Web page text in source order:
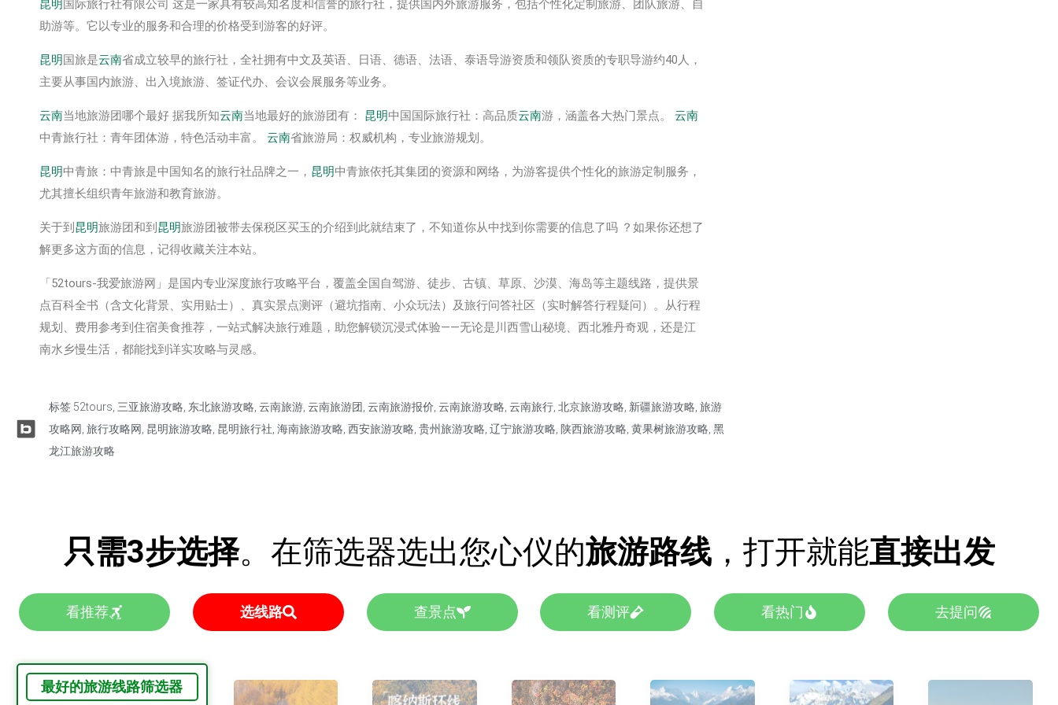
昆明 国际旅行社有限公司 这是一家具有较高知名度和信誉的旅行社，提供国内外旅游服务，包括个性化定制旅游、团队旅游、自
助游等。它以专业的服务和合理的价格受到游客的好评。
昆明国旅是云南省成立较早的旅行社，全社拥有中文及英语、日语、德语、法语、泰语导游资质和领队资质的专职导游约40人，
主要从事国内旅游、出入境旅游、签证代办、会议会展服务等业务。
云南当地旅游团哪个最好 据我所知云南当地最好的旅游团有： 昆明中国国际旅行社：高品质云南游，涵盖各大热门景点。 云南
中青旅行社：青年团体游，特色活动丰富。 云南省旅游局：权威机构，专业旅游规划。
昆明中青旅：中青旅是中国知名的旅行社品牌之一， 昆明中青旅依托其集团的资源和网络，为游客提供个性化的旅游定制服务，
尤其擅长组织青年旅游和教育旅游。
关于到 昆明旅游团和到 昆明旅游团被带去保税区买玉的介绍到此就结束了，不知道你从中找到你需要的信息了吗 ？如果你还想了
解更多这方面的信息，记得收藏关注本站。
「52tours-我爱旅游网」是国内专业深度旅行攻略平台，覆盖全国自驾游、徒步、古镇、草原、沙漠、海岛等主题线路，提供‌景
点百科全书‌（含文化背景、实用贴士）、‌真实景点测评‌（避坑指南、小众玩法）及‌旅行问答社区‌（实时解答行程疑问）。从行程
规划、费用参考到住宿美食推荐，一站式解决旅行难题，助您解锁沉浸式体验——无论是川西雪山秘境、西北雅丹奇观，还是江
南水乡慢生活，都能找到详实攻略与灵感。
标签 52tours 三亚旅游攻略 东北旅游攻略 云南旅游 云南旅游团 云南旅游报价 云南旅游攻略 云南旅行 北京旅游攻略 新疆旅游攻略 旅游
攻略网 旅行攻略网 昆明旅游攻略 昆明旅行社 海南旅游攻略 西安旅游攻略 贵州旅游攻略 辽宁旅游攻略 陕西旅游攻略 黄果树旅游攻略 黑
龙江旅游攻略
只需3步选择。在筛选器选出您心仪的旅游路线，打开就能直接出发
看推荐 选线路 查景点 看测评 看热门 去提问
最好的旅游线路筛选器